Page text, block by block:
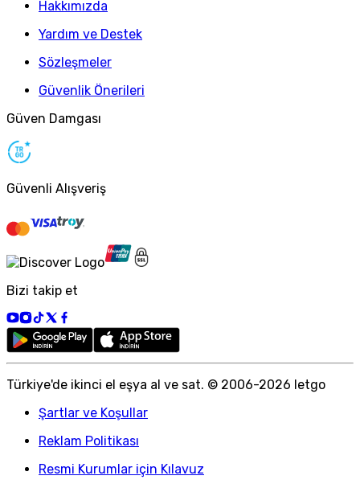
Hakkımızda
Yardım ve Destek
Sözleşmeler
Güvenlik Önerileri
Güven Damgası
Güvenli Alışveriş
Bizi takip et
Türkiye'de ikinci el eşya al ve sat. © 2006-2026 letgo
Şartlar ve Koşullar
Reklam Politikası
Resmi Kurumlar için Kılavuz